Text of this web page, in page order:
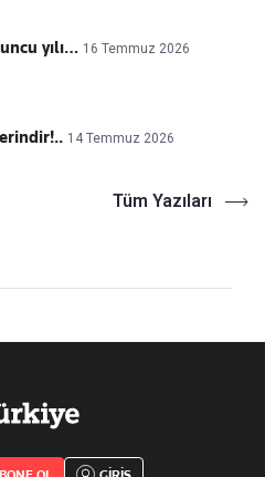
yılı… 16 Temmuz 2026
14 Temmuz 2026
Tüm Yazıları